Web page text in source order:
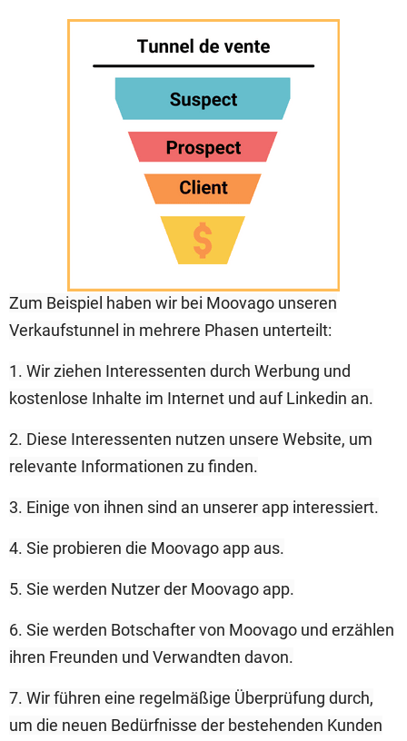
Zum Beispiel haben wir bei Moovago unseren
Verkaufstunnel in mehrere Phasen unterteilt:
1. Wir ziehen Interessenten durch Werbung und
kostenlose Inhalte im Internet und auf Linkedin an.
2. Diese Interessenten nutzen unsere Website, um
relevante Informationen zu finden.
3. Einige von ihnen sind an unserer app interessiert.
4. Sie probieren die Moovago app aus.
5. Sie werden Nutzer der Moovago app.
6. Sie werden Botschafter von Moovago und erzählen
ihren Freunden und Verwandten davon.
7. Wir führen eine regelmäßige Überprüfung durch,
um die neuen Bedürfnisse der bestehenden Kunden